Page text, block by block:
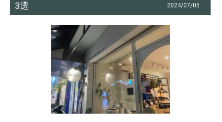
3選
2024/07/05